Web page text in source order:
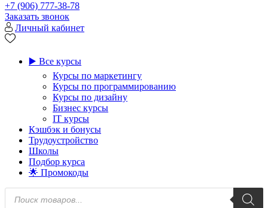
+7 (906) 777-38-78
Заказать звонок
Личный кабинет
▶️ Все курсы
Курсы по маркетингу
Курсы по программированию
Курсы по дизайну
Бизнес курсы
IT курсы
Кэшбэк и бонусы
Трудоустройство
Школы
Подбор курса
🌟 Промокоды
Поиск
товаров